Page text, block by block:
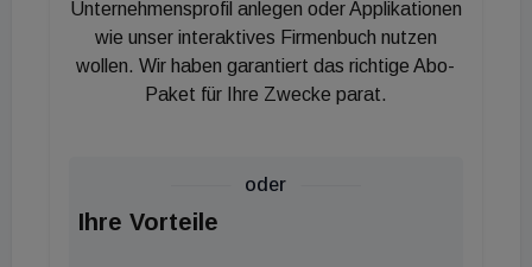
„Die Reklamationsquote ist sehr gering. Dazu muss
funktionsfähig war. Aber der Elektriker vor Ort
diskutiert erst gar nicht mit dem Mieter, der tauscht
Unternehmensprofil anlegen oder Applikationen
wie unser interaktives Firmenbuch nutzen
wollen. Wir haben garantiert das richtige Abo-
Paket für Ihre Zwecke parat.
oder
Ihre Vorteile